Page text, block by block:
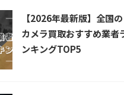
【2026年最新版】全国の
カメラ買取おすすめ業者
ンキングTOP5